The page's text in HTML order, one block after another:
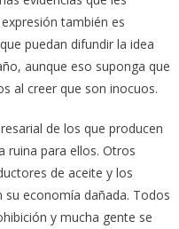
también es
puedan difundir la idea
aunque eso suponga que
al creer que son inocuos.
de los que producen
ruina para ellos. Otros
de aceite y los
economía dañada. Todos
y mucha gente se